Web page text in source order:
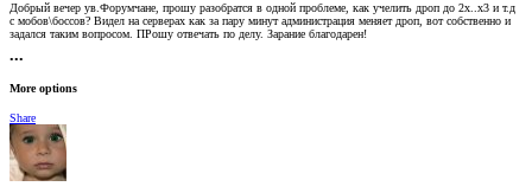
Добрый вечер ув.Форумчане, прошу разобратся в одной проблеме, как учелить дроп до 2х..х3 и т.д
с мобов\боссов? Видел на серверах как за пару минут администрация меняет дроп, вот собственно и
задался таким вопросом. ПРошу отвечать по делу. Зарание благодарен!
•••
More options
Share